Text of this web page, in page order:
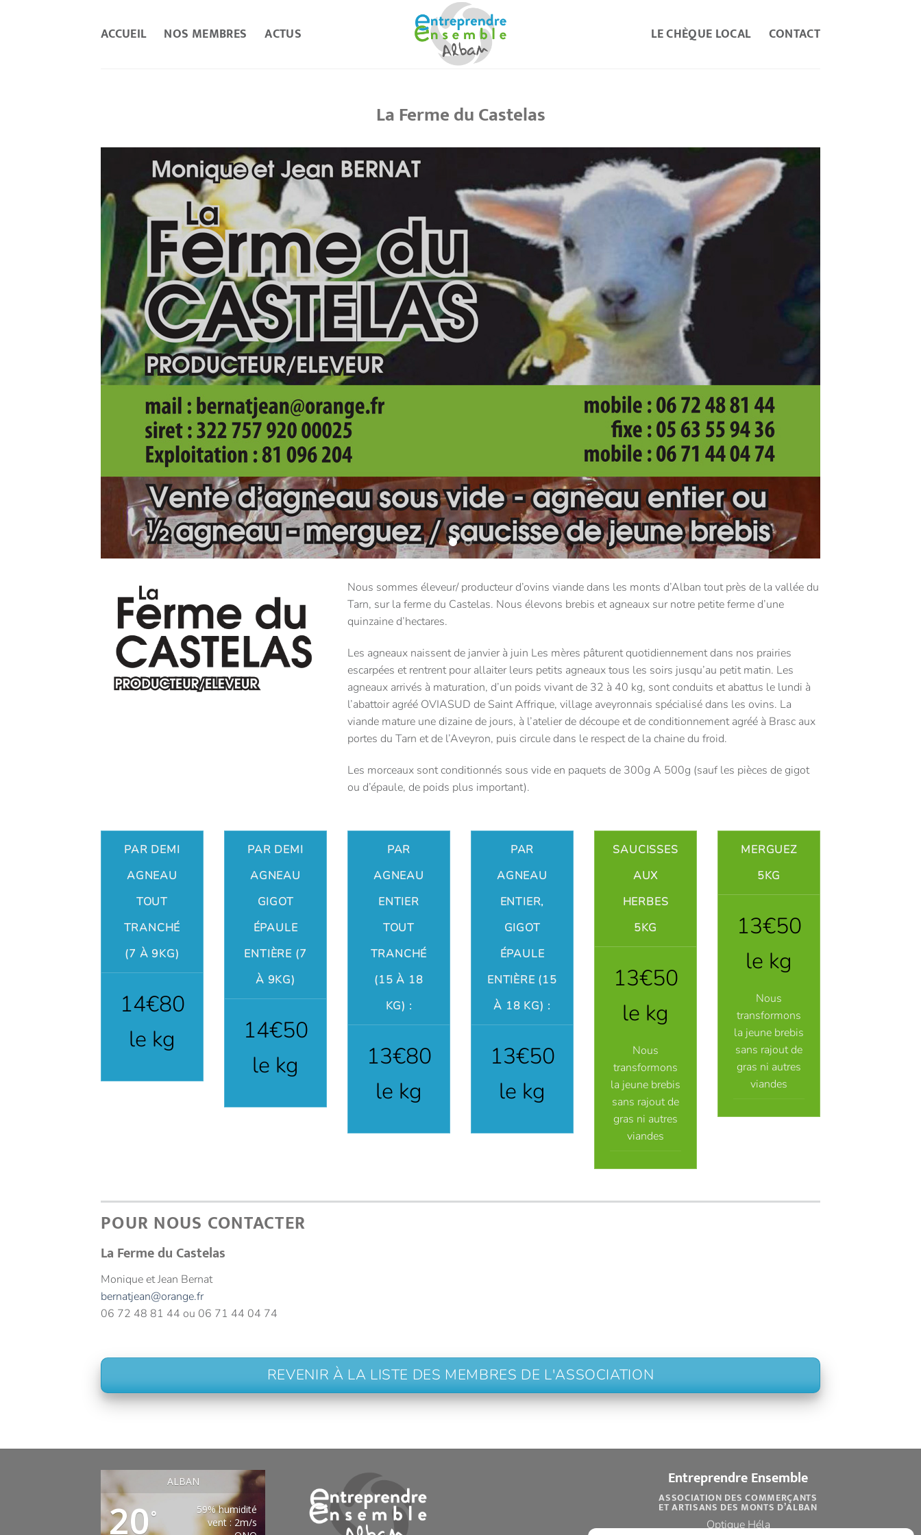
ACCUEIL NOS MEMBRES ACTUS LE CHÈQUE LOCAL CONTACT
La Ferme du Castelas
Nous sommes éleveur/ producteur d’ovins viande dans les monts d’Alban tout près de la vallée du
Tarn, sur la ferme du Castelas. Nous élevons brebis et agneaux sur notre petite ferme d’une
quinzaine d’hectares.
Les agneaux naissent de janvier à juin Les mères pâturent quotidiennement dans nos prairies
escarpées et rentrent pour allaiter leurs petits agneaux tous les soirs jusqu’au petit matin. Les
agneaux arrivés à maturation, d’un poids vivant de 32 à 40 kg, sont conduits et abattus le lundi à
l’abattoir agréé OVIASUD de Saint Affrique, village aveyronnais spécialisé dans les ovins. La
viande mature une dizaine de jours, à l’atelier de découpe et de conditionnement agréé à Brasc aux
portes du Tarn et de l’Aveyron, puis circule dans le respect de la chaine du froid.
Les morceaux sont conditionnés sous vide en paquets de 300g A 500g (sauf les pièces de gigot
ou d’épaule, de poids plus important).
PAR DEMI
AGNEAU
TOUT
TRANCHÉ
(7 À 9KG)
14€80
le kg
PAR DEMI
AGNEAU
GIGOT
ÉPAULE
ENTIÈRE (7
À 9KG)
14€50
le kg
PAR
AGNEAU
ENTIER
TOUT
TRANCHÉ
(15 À 18
KG) :
13€80
le kg
PAR
AGNEAU
ENTIER,
GIGOT
ÉPAULE
ENTIÈRE (15
À 18 KG) :
13€50
le kg
SAUCISSES
AUX
HERBES
5KG
13€50
le kg
Nous
transformons
la jeune brebis
sans rajout de
gras ni autres
viandes
MERGUEZ
5KG
13€50
le kg
Nous
transformons
la jeune brebis
sans rajout de
gras ni autres
viandes
POUR NOUS CONTACTER
La Ferme du Castelas
Monique et Jean Bernat
bernatjean@orange.fr
06 72 48 81 44 ou 06 71 44 04 74
REVENIR À LA LISTE DES MEMBRES DE L'ASSOCIATION
ALBAN
20°
59% humidité
vent : 2m/s
Entreprendre Ensemble
ASSOCIATION DES COMMERÇANTS
ET ARTISANS DES MONTS D’ALBAN
Optique Héla